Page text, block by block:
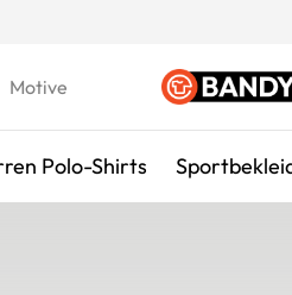
Polo-Shirts
Motive